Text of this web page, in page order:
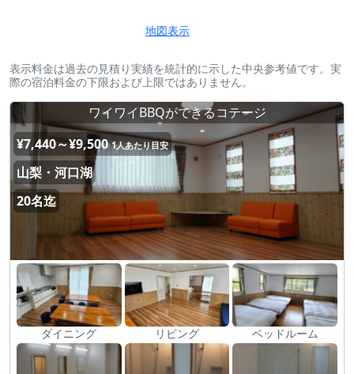
地図表示
表示料金は過去の見積り実績を統計的に示した中央参考値です。実
際の宿泊料金の下限および上限ではありません。
ワイワイBBQができるコテージ
¥7,440～¥9,500 1人あたり目安
山梨・河口湖
20名迄
ダイニング リビング ベッドルーム